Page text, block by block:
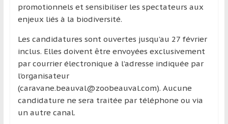
promotionnels et sensibiliser les spectateurs aux
enjeux liés à la biodiversité.
Les candidatures sont ouvertes jusqu’au 27 février
inclus. Elles doivent être envoyées exclusivement
par courrier électronique à l’adresse indiquée par
l’organisateur
(caravane.beauval@zoobeauval.com). Aucune
candidature ne sera traitée par téléphone ou via
un autre canal.